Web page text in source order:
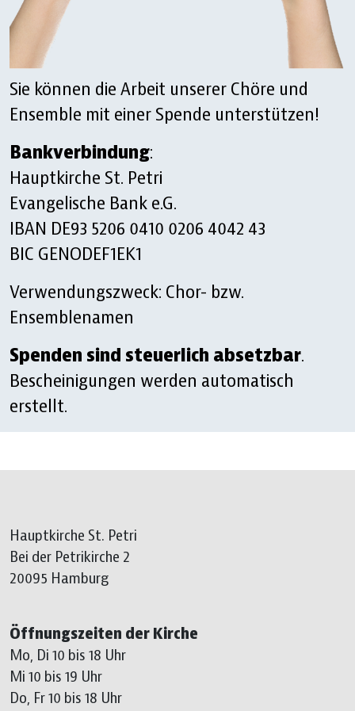
Sie können die Arbeit unserer Chöre und
Ensemble mit einer Spende unterstützen!
Bankverbindung:
Hauptkirche St. Petri
Evangelische Bank e.G.
IBAN DE93 5206 0410 0206 4042 43
BIC GENODEF1EK1
Verwendungszweck: Chor- bzw.
Ensemblenamen
Spenden sind steuerlich absetzbar.
Bescheinigungen werden automatisch
erstellt.
Hauptkirche St. Petri
Bei der Petrikirche 2
20095 Hamburg
Öffnungszeiten der Kirche
Mo, Di 10 bis 18 Uhr
Mi 10 bis 19 Uhr
Do, Fr 10 bis 18 Uhr